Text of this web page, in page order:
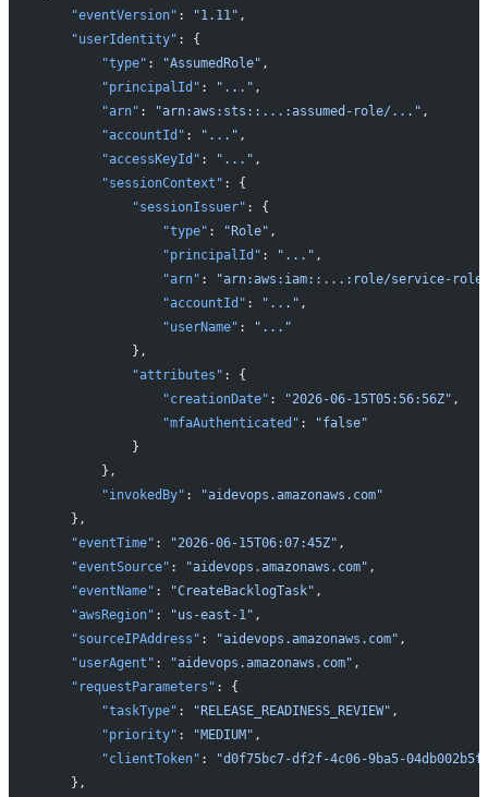
    "eventVersion"
: "1.11" ,
    "userIdentity"
: {
        "type"
: "AssumedRole" ,
        "principalId"
: "..." ,
        "arn"
: "arn:aws:sts::...:assumed-role/..." ,
        "accountId"
: "..." ,
        "accessKeyId"
: "..." ,
        "sessionContext"
: {
            "sessionIssuer"
: {
                "type"
: "Role" ,
                "principalId"
: "..." ,
                "arn"
:
"arn:aws:iam::...:role/service-
                "accountId"
: "..." ,
                "userName"
:
"..."
            },
            "attributes"
: {
                "creationDate"
: "2026-06-15T05:56:56Z" ,
                "mfaAuthenticated"
:
"false"
            }
        },
        "invokedBy"
:
"aidevops.amazonaws.com"
    },
    "eventTime"
: "2026-06-15T06:07:45Z" ,
    "eventSource"
: "aidevops.amazonaws.com" ,
    "eventName"
: "CreateBacklogTask" ,
    "awsRegion"
: "us-east-1" ,
    "sourceIPAddress"
: "aidevops.amazonaws.com" ,
    "userAgent"
: "aidevops.amazonaws.com" ,
    "requestParameters"
: {
        "taskType"
: "RELEASE_READINESS_REVIEW" ,
        "priority"
: "MEDIUM" ,
        "clientToken"
:
"d0f75bc7-df2f-4c06-9ba5-
    },